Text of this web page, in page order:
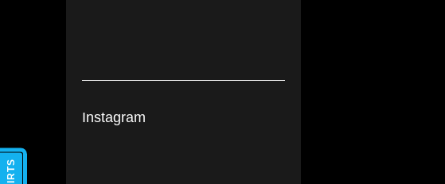
Instagram